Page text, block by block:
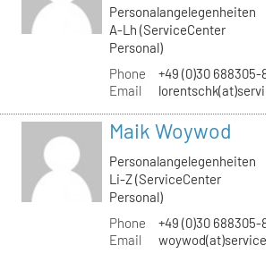
Personalangelegenheiten
A-Lh (ServiceCenter
Personal)
Phone
+49 (0)30 688305-
Email
Maik Woywod
Personalangelegenheiten
Li-Z (ServiceCenter
Personal)
Phone
+49 (0)30 688305-
Email